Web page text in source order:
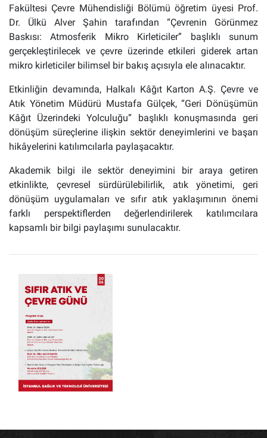
Fakültesi Çevre Mühendisliği Bölümü öğretim üyesi Prof.
Dr. Ülkü Alver Şahin tarafından “Çevrenin Görünmez
Baskısı: Atmosferik Mikro Kirleticiler” başlıklı sunum
gerçekleştirilecek ve çevre üzerinde etkileri giderek artan
mikro kirleticiler bilimsel bir bakış açısıyla ele alınacaktır.
Etkinliğin devamında, Halkalı Kâğıt Karton A.Ş. Çevre ve
Atık Yönetim Müdürü Mustafa Gülçek, “Geri Dönüşümün
Kâğıt Üzerindeki Yolculuğu” başlıklı konuşmasında geri
dönüşüm süreçlerine ilişkin sektör deneyimlerini ve başarı
hikâyelerini katılımcılarla paylaşacaktır.
Akademik bilgi ile sektör deneyimini bir araya getiren
etkinlikte, çevresel sürdürülebilirlik, atık yönetimi, geri
dönüşüm uygulamaları ve sıfır atık yaklaşımının önemi
farklı perspektiflerden değerlendirilerek katılımcılara
kapsamlı bir bilgi paylaşımı sunulacaktır.